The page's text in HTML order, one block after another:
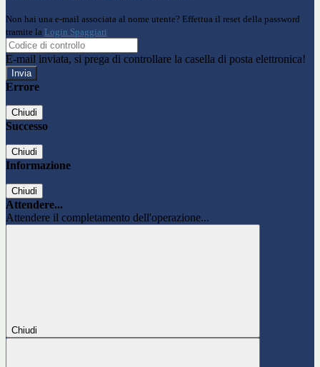
Non hai una e-mail associata al nome utente? Effettua il reset della password
tramite la Login Spaggiari
E-mail inviata, si prega di controllare la casella di posta elettronica!
Errore
Chiudi
Successo
Chiudi
Informazione
Chiudi
Attendere...
Attendere il completamento dell'operazione...
Chiudi